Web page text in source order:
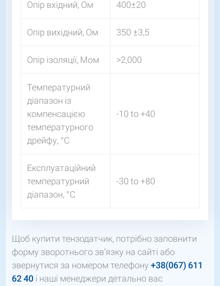
Опір вхідний, Ом 400±20
Опір вихідний, Ом 350 ±3,5
Опір ізоляції, Мом >2,000
Температурний
діапазон із
компенсацією
температурного
дрейфу, °C
-10 to +40
Експлуатаційний
температурний
діапазон, °C
-30 to +80
Щоб купити тензодатчик, потрібно заповнити
форму зворотнього зв’язку на сайті або
звернутися за номером телефону +38(067) 611
62 40 і наші менеджери детально вас